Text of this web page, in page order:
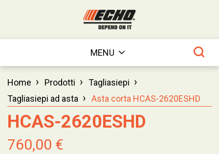
MENU
Home › Prodotti › Tagliasiepi ›
Tagliasiepi ad asta › Asta corta HCAS-2620ESHD
HCAS-2620ESHD
760,00 €